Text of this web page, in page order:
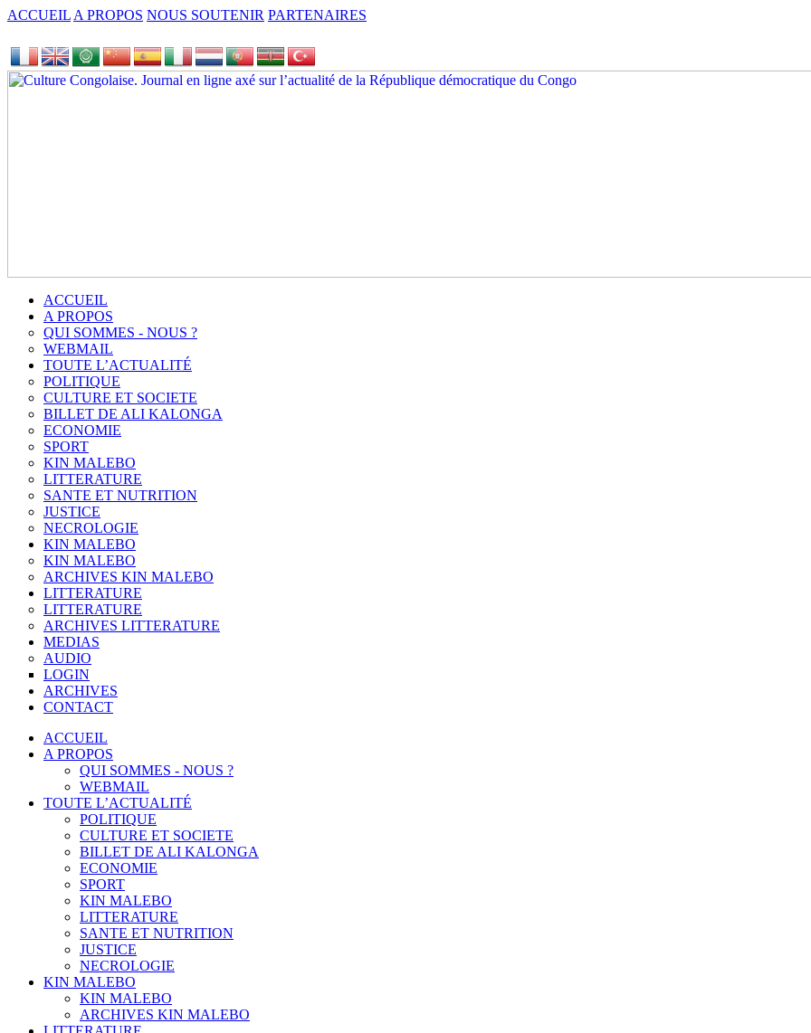
ACCUEIL A PROPOS NOUS SOUTENIR PARTENAIRES
ACCUEIL
A PROPOS
QUI SOMMES - NOUS ?
WEBMAIL
TOUTE L’ACTUALITÉ
POLITIQUE
CULTURE ET SOCIETE
BILLET DE ALI KALONGA
ECONOMIE
SPORT
KIN MALEBO
LITTERATURE
SANTE ET NUTRITION
JUSTICE
NECROLOGIE
KIN MALEBO
KIN MALEBO
ARCHIVES KIN MALEBO
LITTERATURE
LITTERATURE
ARCHIVES LITTERATURE
MEDIAS
AUDIO
LOGIN
ARCHIVES
CONTACT
ACCUEIL
A PROPOS
QUI SOMMES - NOUS ?
WEBMAIL
TOUTE L’ACTUALITÉ
POLITIQUE
CULTURE ET SOCIETE
BILLET DE ALI KALONGA
ECONOMIE
SPORT
KIN MALEBO
LITTERATURE
SANTE ET NUTRITION
JUSTICE
NECROLOGIE
KIN MALEBO
KIN MALEBO
ARCHIVES KIN MALEBO